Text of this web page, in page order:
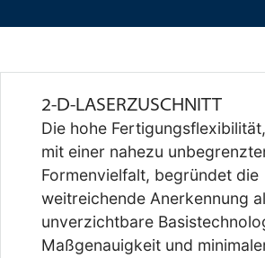
2-D-LASERZUSCHNITT
Die hohe
mit einer nahezu
Formenvielfalt, begründet die
weitreichende Anerkennung
unverzichtbare
Maßgenauigkeit und